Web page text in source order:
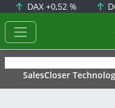
DAX +0,52 %
SalesCloser